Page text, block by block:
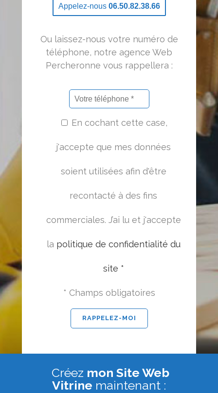
Appelez-nous 06.50.82.38.66
Ou laissez-nous votre numéro de
téléphone, notre agence Web
Percheronne vous rappellera :
En cochant cette case,
j'accepte que mes données
soient utilisées afin d'être
recontacté à des fins
commerciales. J’ai lu et j'accepte
la politique de confidentialité du
site *
* Champs obligatoires
Créez mon Site Web
Vitrine maintenant :